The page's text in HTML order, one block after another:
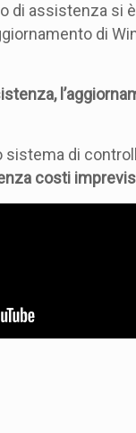
di assistenza
di
sistema di
costi